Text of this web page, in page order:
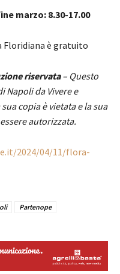
marzo: 8.30-17.00
Floridiana è gratuito
riservata– Questo
Napoli da Vivere e
copia è vietata e la sua
autorizzata.
2024/04/11/flora-
Partenope